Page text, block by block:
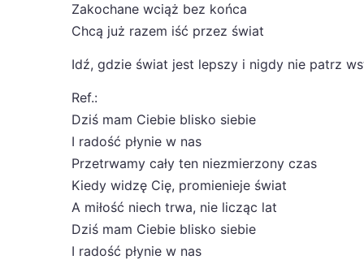
Zakochane wciąż bez końca
Chcą już razem iść przez świat
Idź, gdzie świat jest lepszy i nigdy nie patrz
Ref.:
Dziś mam Ciebie blisko siebie
I radość płynie w nas
Przetrwamy cały ten niezmierzony czas
Kiedy widzę Cię, promienieje świat
A miłość niech trwa, nie licząc lat
Dziś mam Ciebie blisko siebie
I radość płynie w nas